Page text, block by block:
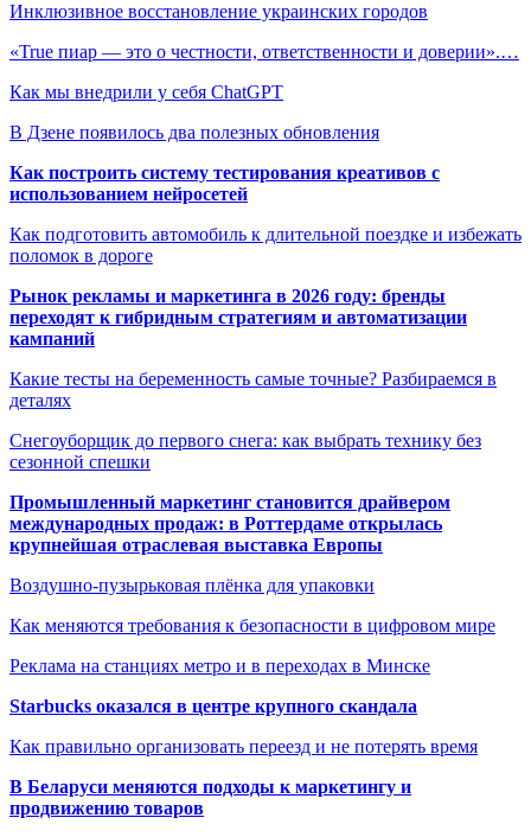
Инклюзивное восстановление украинских городов
«True пиар — это о честности, ответственности и доверии».…
Как мы внедрили у себя ChatGPT
В Дзене появилось два полезных обновления
Как построить систему тестирования креативов с
использованием нейросетей
Как подготовить автомобиль к длительной поездке и избежать
поломок в дороге
Рынок рекламы и маркетинга в 2026 году: бренды
переходят к гибридным стратегиям и автоматизации
кампаний
Какие тесты на беременность самые точные? Разбираемся в
деталях
Снегоуборщик до первого снега: как выбрать технику без
сезонной спешки
Промышленный маркетинг становится драйвером
международных продаж: в Роттердаме открылась
крупнейшая отраслевая выставка Европы
Воздушно-пузырьковая плёнка для упаковки
Как меняются требования к безопасности в цифровом мире
Реклама на станциях метро и в переходах в Минске
Starbucks оказался в центре крупного скандала
Как правильно организовать переезд и не потерять время
В Беларуси меняются подходы к маркетингу и
продвижению товаров